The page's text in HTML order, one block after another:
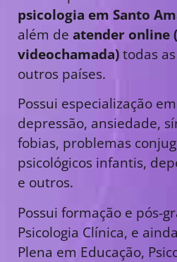
psicologia em Santo
além de atender online
videochamada)todas
outros países.
Possui especialização em
depressão, ansiedade,
fobias, problemas
psicológicos infantis,
e outros.
Possui formação e pós-
Psicologia Clínica, e
Plena em Educação,